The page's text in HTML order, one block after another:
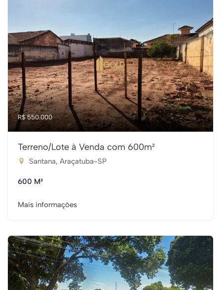
R$ 550.000
Terreno/Lote à Venda com 600m²
Santana, Araçatuba-SP
600 M²
Mais informações